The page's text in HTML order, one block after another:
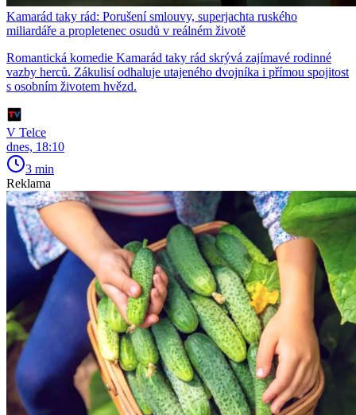
Kamarád taky rád: Porušení smlouvy, superjachta ruského
miliardáře a propletenec osudů v reálném životě
Romantická komedie Kamarád taky rád skrývá zajímavé rodinné
vazby herců. Zákulisí odhaluje utajeného dvojníka i přímou spojitost
s osobním životem hvězd.
V Telce
dnes, 18:10
3 min
Reklama